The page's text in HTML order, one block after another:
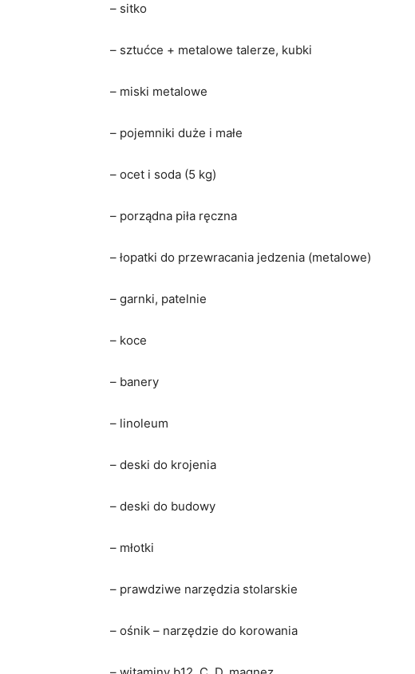
– sitko
– sztućce + metalowe talerze, kubki
– miski metalowe
– pojemniki duże i małe
– ocet i soda (5 kg)
– porządna piła ręczna
– łopatki do przewracania jedzenia (metalowe)
– garnki, patelnie
– koce
– banery
– linoleum
– deski do krojenia
– deski do budowy
– młotki
– prawdziwe narzędzia stolarskie
– ośnik – narzędzie do korowania